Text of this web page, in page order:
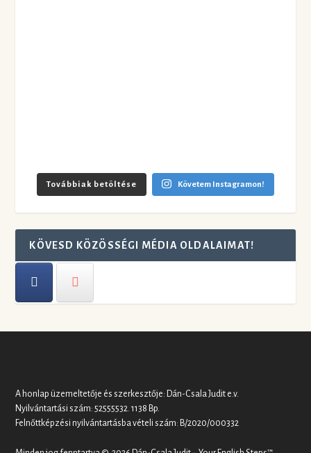
Továbbiak betöltése Követem Instagramon!
KÖVESD KÖZÖSSÉGI MÉDIA OLDALAIMAT!
A honlap üzemeltetője és szerkesztője: Dán-Csala Judit e.v.
Nyilvántartási szám: 52555532. 1138 Bp.
Felnőttképzési nyilvántartásba vételi szám: B/2020/000332